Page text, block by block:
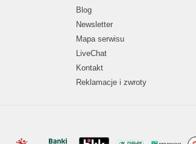
Blog
Newsletter
Mapa serwisu
LiveChat
Kontakt
Reklamacje i zwroty